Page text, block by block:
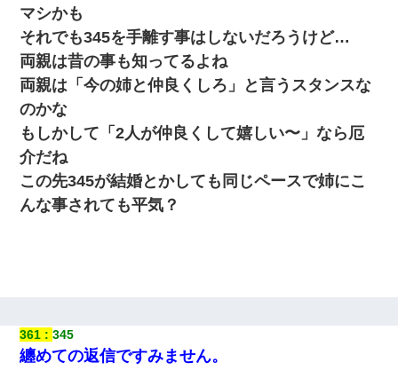
マシかも
それでも345を手離す事はしないだろうけど…
両親は昔の事も知ってるよね
両親は「今の姉と仲良くしろ」と言うスタンスな
のかな
もしかして「2人が仲良くして嬉しい〜」なら厄
介だね
この先345が結婚とかしても同じペースで姉にこ
んな事されても平気？
361 345
纏めての返信ですみません。